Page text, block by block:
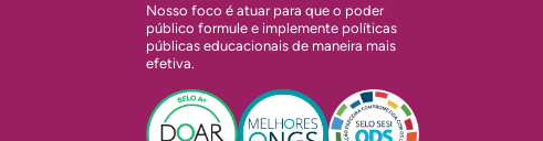
Nosso foco é atuar para que o poder
público formule e implemente políticas
públicas educacionais de maneira mais
efetiva.